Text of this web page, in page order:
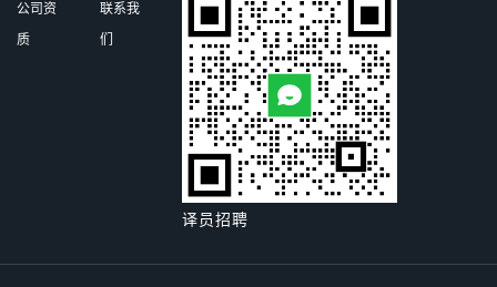
公司资
质
联系我
们
译员招聘